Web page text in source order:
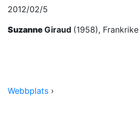
2012/02/5
SuzanneGiraud (1958), Frankrike
Webbplats ›